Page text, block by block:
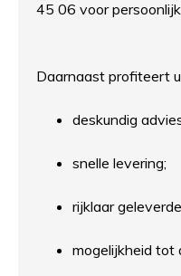
45 06 voor
Daarnaast profiteert
deskundig
snelle levering;
rijklaar
mogelijkheid tot